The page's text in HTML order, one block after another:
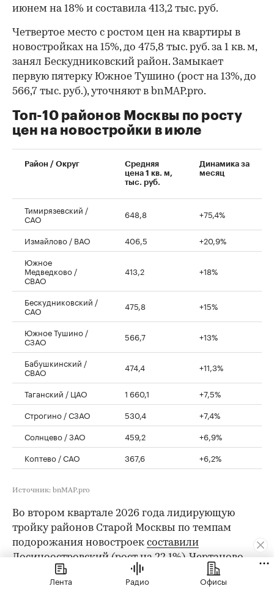
июнем на 18% и составила 413,2 тыс. руб.
00:00 / 00:00
Четвертое место с ростом цен на квартиры в
новостройках на 15%, до 475,8 тыс. руб. за 1 кв. м,
занял Бескудниковский район. Замыкает
первую пятерку Южное Тушино (рост на 13%, до
566,7 тыс. руб.), уточняют в bnMAP.pro.
Топ-10 районов Москвы по росту
цен на новостройки в июле
Район / Округ
Средняя
цена 1 кв. м,
тыс. руб.
Динамика за
месяц
Тимирязевский /
САО 648,8 +75,4%
Измайлово / ВАО 406,5
+20,9%
Южное
Медведково /
СВАО
413,2 +18%
Бескудниковский /
САО 475,8 +15%
Южное Тушино /
СЗАО 566,7 +13%
Бабушкинский /
СВАО 474,4 +11,3%
Таганский / ЦАО 1 660,1
+7,5%
Строгино / СЗАО
530,4
+7,4%
Солнцево / ЗАО
459,2
+6,9%
Коптево / САО
367,6 +6,2%
Источник: bnMAP.pro
Во втором квартале 2026 года лидирующую
тройку районов Старой Москвы по темпам
подорожания новостроек составили
Лосиноостровский (рост на 22,1%), Чертаново
Северное (рост на 17,4%) и Бескудниковский
(рост на 17,1%).
Лента Радио Офисы